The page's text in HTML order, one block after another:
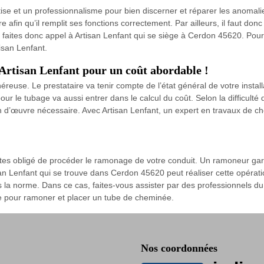
et un professionnalisme pour bien discerner et réparer les
afin qu’il remplit ses fonctions correctement. Par ailleurs, il faut
donc appel à Artisan Lenfant qui se siège à Cerdon 45620.
Lenfant.
Lenfant pour un coût abordable !
Le prestataire va tenir compte de l’état général de votre
le tubage va aussi entrer dans le calcul du coût. Selon la difficulté
nécessaire. Avec Artisan Lenfant, un expert en travaux de
obligé de procéder le ramonage de votre conduit. Un ramoneur
Lenfant qui se trouve dans Cerdon 45620 peut réaliser cette
norme. Dans ce cas, faites-vous assister par des professionnels
ramoner et placer un tube de cheminée.
Nos coordonnées